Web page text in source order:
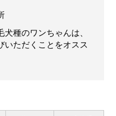
種のワンちゃんは、
いただくことをオスス